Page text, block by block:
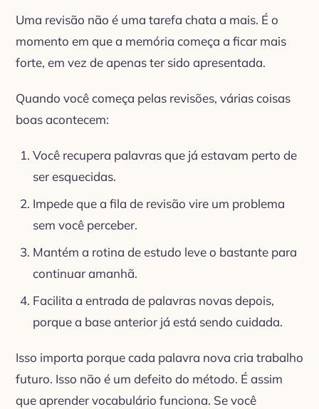
Uma revisão não é uma tarefa chata a mais. É o
momento em que a memória começa a ficar mais
forte, em vez de apenas ter sido apresentada.
Quando você começa pelas revisões, várias coisas
boas acontecem:
Você recupera palavras que já estavam perto de
ser esquecidas.
Impede que a fila de revisão vire um problema
sem você perceber.
Mantém a rotina de estudo leve o bastante para
continuar amanhã.
Facilita a entrada de palavras novas depois,
porque a base anterior já está sendo cuidada.
Isso importa porque cada palavra nova cria trabalho
futuro. Isso não é um defeito do método. É assim
que aprender vocabulário funciona. Se você